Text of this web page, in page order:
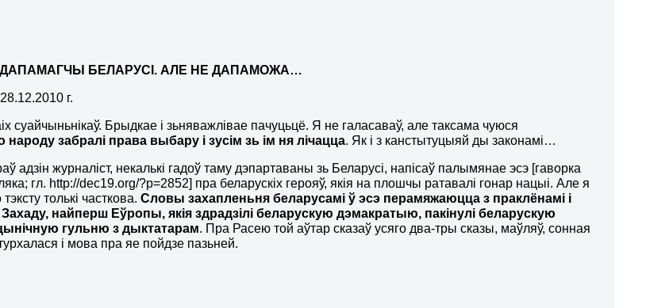
БЕЛАРУСІ. АЛЕ НЕ ДАПАМОЖА…
г.
суайчыньнікаў. Брыдкае і зьняважлівае пачуцьцё. Я не галасаваў, але таксама чуюся
народу забралі права выбару і зусім зь ім ня лічацца. Як і з канстытуцыяй ды законамі…
адзін журналіст, некалькі гадоў таму дэпартаваны зь Беларусі, напісаў палымянае эсэ [гаворка
гл. http://dec19.org/?p=2852] пра беларускіх герояў, якія на плошчы ратавалі гонар нацыі. Але я
толькі часткова.Словы захапленьня беларусамі ў эсэ перамяжаюцца з праклёнамі і
Захаду, найперш Еўропы, якія здрадзілі беларускую дэмакратыю, пакінулі беларускую
гульню з дыктатарам. Пра Расею той аўтар сказаў усяго два-тры сказы, маўляў, сонная
і мова пра яе пойдзе пазьней.